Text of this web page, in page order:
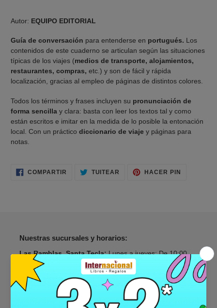
a
carrito
de
compra
Autor: EQUIPO EDITORIAL
Guía de conversación para entenderse en portugués. Los
contenidos de este cuaderno se articulan según las situaciones
típicas de los viajes (medios de transporte, alojamientos,
restaurantes, compras, etc.) y son de fácil y rápida
localización, gracias al empleo de páginas de distintos colores.
Todos los términos y frases incluyen su pronunciación de
forma sencilla y clara: basta con leer los textos tal y como
están escritos e imitar en la medida de lo posible la entonación
local. Con un práctico diccionario de viaje y páginas para
notas.
COMPARTIR COMPARTIRTUITEAR TUITEARHACER PIN
Nuestras sucursales y horarios:
Las Ramblas, Santa Tecla:Lunes a jueves: De 10:00
a.m. a 8:00 p.m. Viernes: De 10:00 a.m. a 10:00
Sábado de 9:00 a.m. a 10:00 p.m. y Domingo de 9:00
a.m. a 8:00 p.m.
Lunes a viernes: De 10:00 a.m. a 7:00 p.m. y